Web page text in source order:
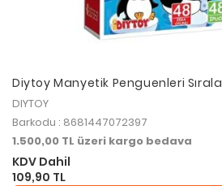
Diytoy Manyetik Penguenleri Sırala
DIYTOY
Barkodu : 8681447072397
1.500,00 TL üzeri kargo bedava
KDV Dahil
109,90 TL